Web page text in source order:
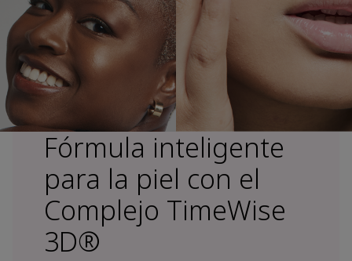
Fórmula inteligente
para la piel con el
Complejo TimeWise
3D®